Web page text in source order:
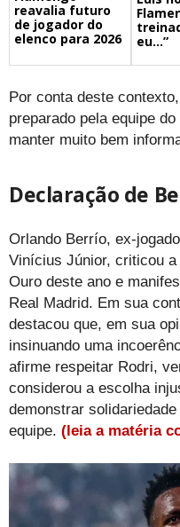
reavalia futuro
de jogador do
elenco para 2026
eu…”
Por conta deste
preparado pela equipe
manter muito bem
Declaração de
Orlando Berrío, ex-
Vinícius Júnior, criticou
Ouro deste ano e
Real Madrid. Em sua
destacou que, em sua
insinuando uma
afirme respeitar Rodri,
considerou a escolha
demonstrar
equipe. (leia a matéria